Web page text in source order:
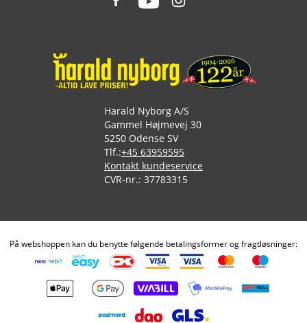
Harald Nyborg A/S
Gammel Højmevej 30
5250 Odense SV
Tlf.:+45 63959595
Kontakt kundeservice
CVR-nr.: 37783315
På webshoppen kan du benytte følgende betalingsformer og fragtløsninger: